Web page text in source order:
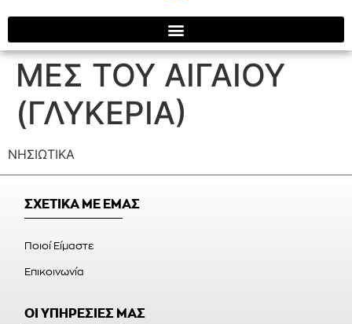
ΜΕΣ ΤΟΥ ΑΙΓΑΙΟΥ
(ΓΛΥΚΕΡΙΑ)
ΝΗΣΙΩΤΙΚΑ
ΣΧΕΤΙΚΑ ΜΕ ΕΜΑΣ
Ποιοί Είμαστε
Επικοινωνία
ΟΙ ΥΠΗΡΕΣΙΕΣ ΜΑΣ